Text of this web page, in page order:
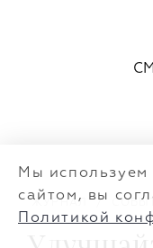
ЖУРНАЛ
Мы
сайтом, вы
Политикой